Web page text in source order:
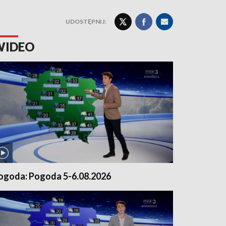
UDOSTĘPNIJ:
Pogoda 5-6.08.2026